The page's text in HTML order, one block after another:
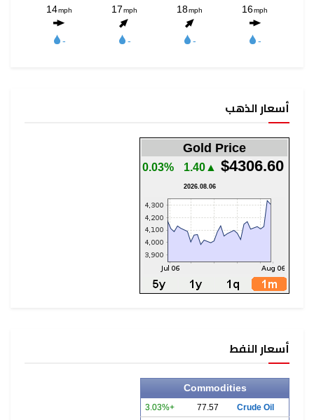
أسعار الذهب
Gold Price
$4306.60
▲1.40
0.03%
2026.08.06
أسعار النفط
Commodities
Crude Oil
77.57
+3.03%